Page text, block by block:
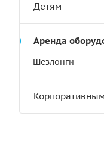
Детям
Аренда
Шезлонги